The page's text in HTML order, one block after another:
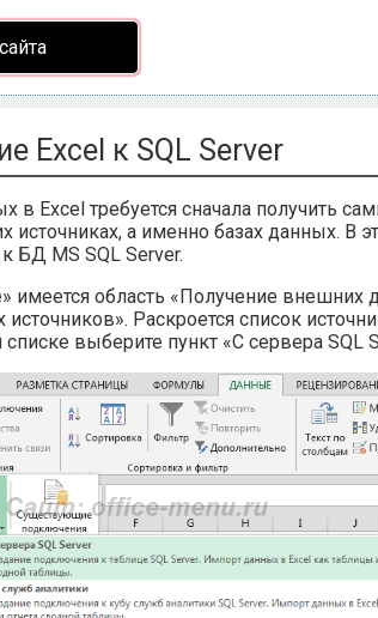
Excel к SQL Server
в Excel требуется сначала получить
источниках, а именно базах данных. В
БД MS SQL Server.
имеется область «Получение внешних
источников». Раскроется список
выберите пункт «С сервера SQL